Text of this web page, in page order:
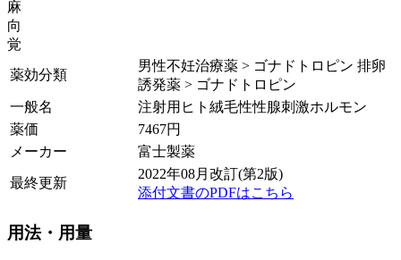
麻
向
覚
薬効分類
男性不妊治療薬 > ゴナドトロピン 排卵
誘発薬 > ゴナドトロピン
一般名
注射用ヒト絨毛性性腺刺激ホルモン
薬価
7467円
メーカー
富士製薬
最終更新
2022年08月改訂(第2版)
添付文書のPDFはこちら
用法・用量